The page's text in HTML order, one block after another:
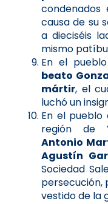
causa de su
a dieciséis
mismo
En el
beato
mártir, el
luchó un
En el pueblo
región de
Antonio
Agustín
Sociedad
persecución,
vestido de la